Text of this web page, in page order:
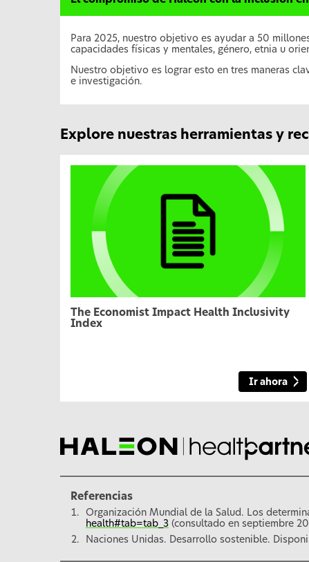
Para 2025, nuestro objetivo es ayudar a 50
capacidades físicas y mentales, género, etnia u
Nuestro objetivo es lograr esto en tres maneras
e investigación.
Explore nuestras herramientas y
The Economist Impact Health Inclusivity
Index
Ir ahora
Referencias
Organización Mundial de la Salud. Los
health#tab=tab_3 (consultado en septiembre
Naciones Unidas. Desarrollo sostenible.